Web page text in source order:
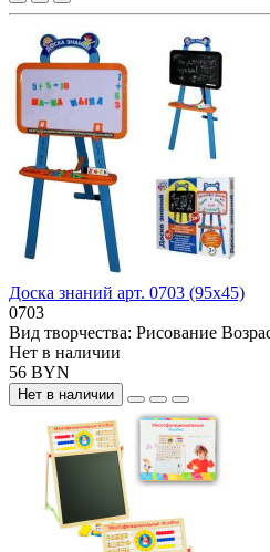
Доска знаний арт. 0703 (95х45)
0703
Вид творчества: Рисование
Нет в наличии
56 BYN
Нет в наличии